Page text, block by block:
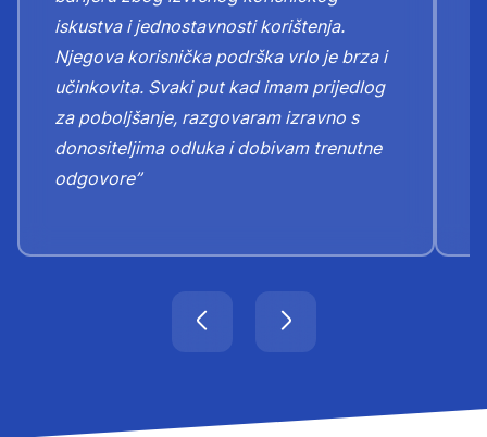
iskustva i jednostavnosti korištenja.
Njegova korisnička podrška vrlo je brza i
učinkovita. Svaki put kad imam prijedlog
za poboljšanje, razgovaram izravno s
donositeljima odluka i dobivam trenutne
odgovore”